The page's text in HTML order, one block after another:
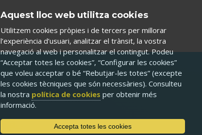
Aquest lloc web utilitza cookies
Utilitzem cookies pròpies i de tercers per millorar
l’experiència d’usuari, analitzar el trànsit, la vostra
navegació al web i personalitzar el contingut. Podeu
“Acceptar totes les cookies”, “Configurar les cookies”
que voleu acceptar o bé “Rebutjar-les totes” (excepte
les cookies tècniques que són necessàries). Consulteu
la nostra política de cookies per obtenir més
informació.
Accepta totes les cookies